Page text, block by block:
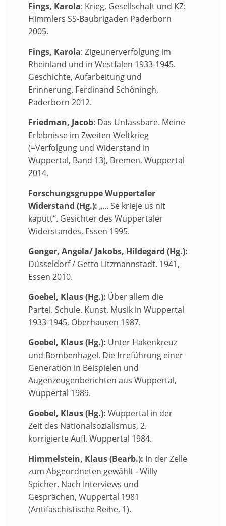
Fings, Karola: Krieg, Gesellschaft und KZ:
Himmlers SS-Baubrigaden Paderborn
2005.
Fings, Karola: Zigeunerverfolgung im
Rheinland und in Westfalen 1933-1945.
Geschichte, Aufarbeitung und
Erinnerung. Ferdinand Schöningh,
Paderborn 2012.
Friedman, Jacob: Das Unfassbare. Meine
Erlebnisse im Zweiten Weltkrieg
(=Verfolgung und Widerstand in
Wuppertal, Band 13), Bremen, Wuppertal
2014.
Forschungsgruppe Wuppertaler
Widerstand (Hg.): „... Se krieje us nit
kaputt“. Gesichter des Wuppertaler
Widerstandes, Essen 1995.
Genger, Angela/ Jakobs, Hildegard (Hg.):
Düsseldorf / Getto Litzmannstadt. 1941,
Essen 2010.
Goebel, Klaus (Hg.): Über allem die
Partei. Schule. Kunst. Musik in Wuppertal
1933-1945, Oberhausen 1987.
Goebel, Klaus (Hg.): Unter Hakenkreuz
und Bombenhagel. Die Irreführung einer
Generation in Beispielen und
Augenzeugenberichten aus Wuppertal,
Wuppertal 1989.
Goebel, Klaus (Hg.): Wuppertal in der
Zeit des Nationalsozialismus, 2.
korrigierte Aufl. Wuppertal 1984.
Himmelstein, Klaus (Bearb.): In der Zelle
zum Abgeordneten gewählt - Willy
Spicher. Nach Interviews und
Gesprächen, Wuppertal 1981
(Antifaschistische Reihe, 1).